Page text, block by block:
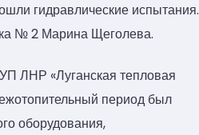
гидравлические испытания.
№ 2 Марина Щеголева.
ЛНР «Луганская тепловая
период был
оборудования,